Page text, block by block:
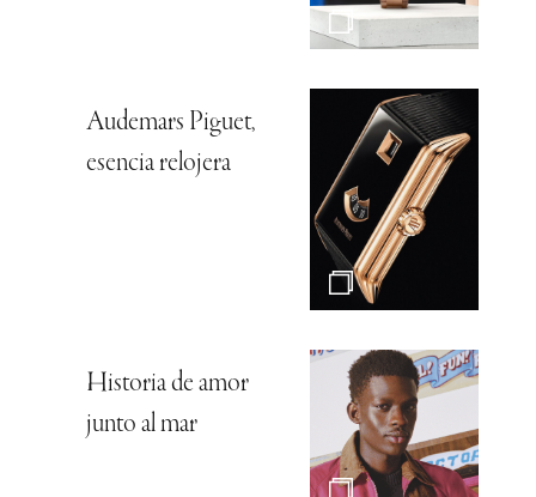
Audemars Piguet,
esencia relojera
Historia de amor
junto al mar